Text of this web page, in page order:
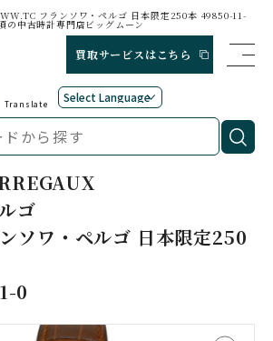
フランソワ・ペルゴ 日本限定250本 49850-11-
の中古時計専門店ビッグムーン
買取サービスはこちら
Translate
ゴ
ソワ・ペルゴ 日本限定250
0